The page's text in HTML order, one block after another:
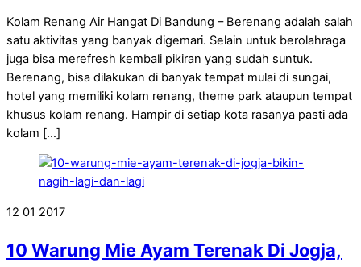
Kolam Renang Air Hangat Di Bandung – Berenang adalah salah
satu aktivitas yang banyak digemari. Selain untuk berolahraga
juga bisa merefresh kembali pikiran yang sudah suntuk.
Berenang, bisa dilakukan di banyak tempat mulai di sungai,
hotel yang memiliki kolam renang, theme park ataupun tempat
khusus kolam renang. Hampir di setiap kota rasanya pasti ada
kolam […]
12 01 2017
10 Warung Mie Ayam Terenak Di Jogja,